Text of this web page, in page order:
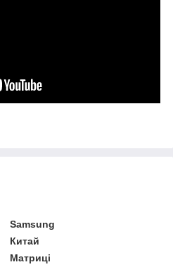
Samsung
Китай
Матриці